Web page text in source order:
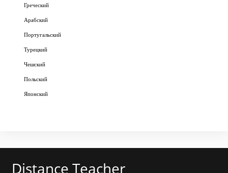
Греческий
Арабский
Португальский
Турецкий
Чешский
Польский
Японский
Distance Teacher